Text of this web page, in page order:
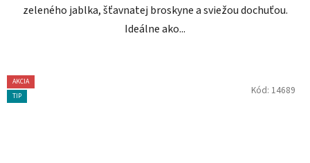
zeleného jablka, šťavnatej broskyne a sviežou dochuťou.
Ideálne ako...
AKCIA
TIP
Kód: 14689